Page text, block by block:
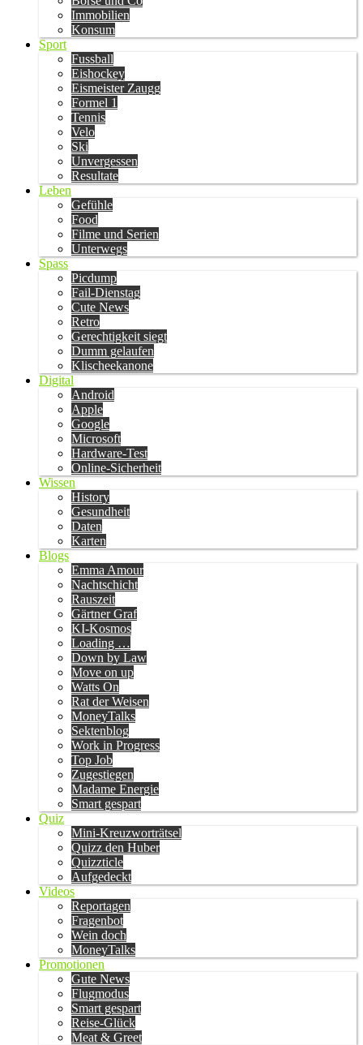
Immobilien
Konsum
Sport
Fussball
Eishockey
Eismeister Zaugg
Formel 1
Tennis
Velo
Ski
Unvergessen
Resultate
Leben
Gefühle
Food
Filme und Serien
Unterwegs
Spass
Picdump
Fail-Dienstag
Cute News
Retro
Gerechtigkeit siegt
Dumm gelaufen
Klischeekanone
Digital
Android
Apple
Google
Microsoft
Hardware-Test
Online-Sicherheit
Wissen
History
Gesundheit
Daten
Karten
Blogs
Emma Amour
Nachtschicht
Rauszeit
Gärtner Graf
KI-Kosmos
Loading …
Down by Law
Move on up
Watts On
Rat der Weisen
MoneyTalks
Sektenblog
Work in Progress
Top Job
Zugestiegen
Madame Energie
Smart gespart
Quiz
Mini-Kreuzworträtsel
Quizz den Huber
Quizzticle
Aufgedeckt
Videos
Reportagen
Fragenbot
Wein doch
MoneyTalks
Promotionen
Gute News
Flugmodus
Smart gespart
Reise-Glück
Meat & Greet